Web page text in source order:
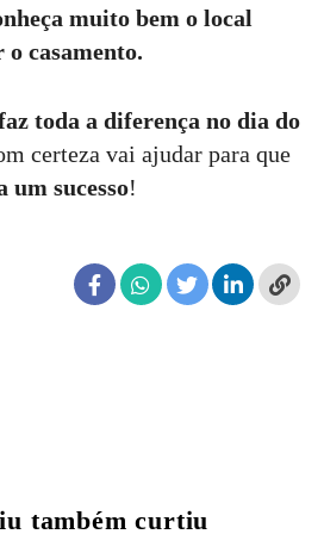
muito bem o local
o casamento.
toda a diferença no dia do
certeza vai ajudar para que
um sucesso!
também curtiu